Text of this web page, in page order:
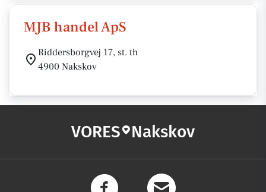
MJB handel ApS
Riddersborgvej 17, st. th
4900 Nakskov
VORES Nakskov